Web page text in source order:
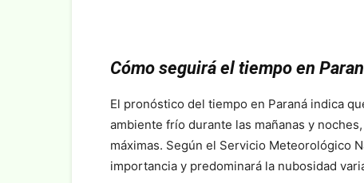
Cómo seguirá el tiempo en
El pronóstico del tiempo en Paraná indica
ambiente frío durante las mañanas y
máximas. Según el Servicio Meteorológico
importancia y predominará la nubosidad